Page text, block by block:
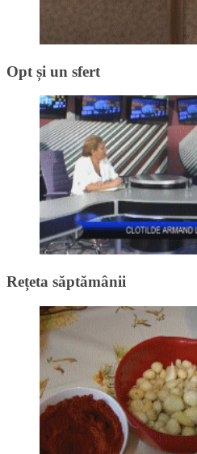
Opt și un sfert
Rețeta săptămânii